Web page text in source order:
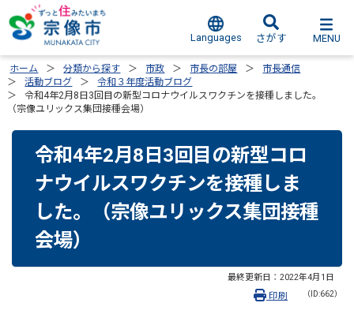
Languages さがす MENU
ホーム 分類から探す 市政 市長の部屋
市長通信
活動ブログ
令和３年度活動ブログ
令和4年2月8日3回目の新型コロナウイルスワクチンを接種しました。
（宗像ユリックス集団接種会場）
令和4年2月8日3回目の新型コロ
ナウイルスワクチンを接種しま
した。（宗像ユリックス集団接種
会場）
最終更新日： 2022年4月1日
（ID:662）
印刷